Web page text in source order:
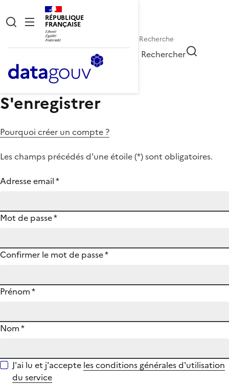
RÉPUBLIQUE
FRANÇAISE
Rechercher
S'enregistrer
Pourquoi créer un compte ?
Les champs précédés d'une étoile (*) sont obligatoires.
Adresse email*
Mot de passe*
Confirmer le mot de passe*
Prénom*
Nom*
J'ai lu et j'accepte les conditions générales d'utilisation
du service